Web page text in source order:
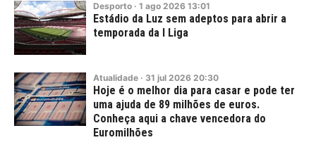
Desporto · 1 ago 2026 13:01
Estádio da Luz sem adeptos para abrir a
temporada da I Liga
Atualidade · 31 jul 2026 20:30
Hoje é o melhor dia para casar e pode ter
uma ajuda de 89 milhões de euros.
Conheça aqui a chave vencedora do
Euromilhões